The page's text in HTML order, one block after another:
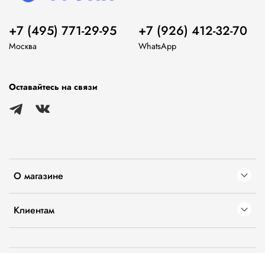
О магазине
Клиентам
+7 (495) 771-29-95
Москва
+7 (926) 412-32-70
WhatsApp
Оставайтесь на связи